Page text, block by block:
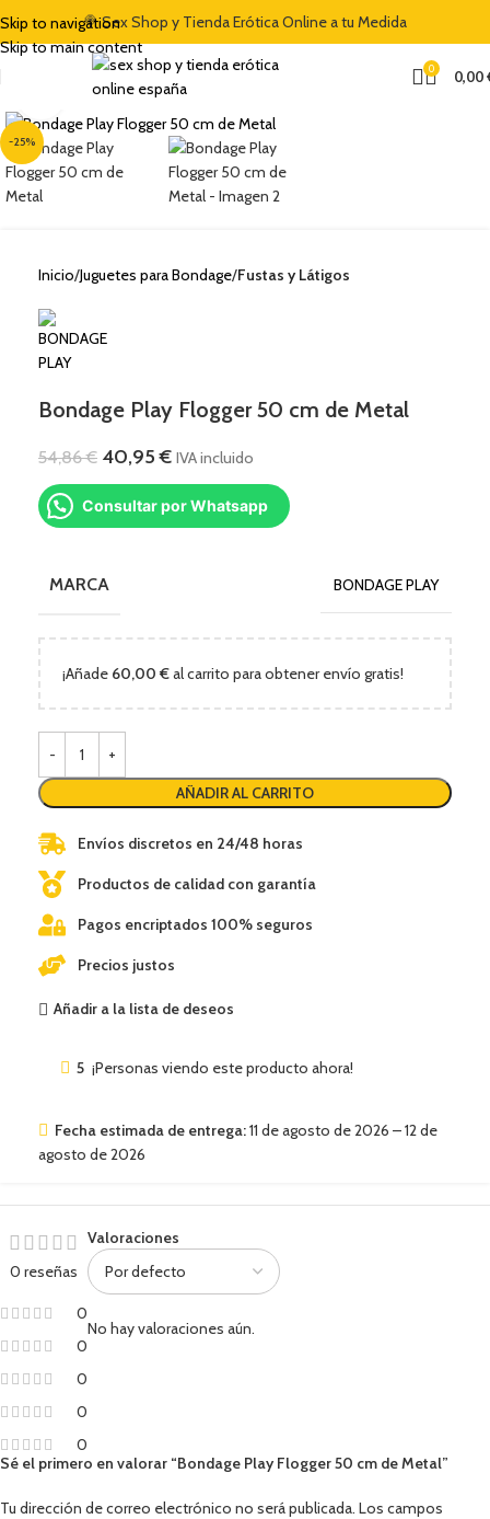
Skip to navigation
Skip to main content
🍭 Sex Shop y Tienda Erótica Online a tu Medida
0 0,00
-25%
Clic para ampliar
Inicio Juguetes para Bondage Fustas y Látigos
Bondage Play Flogger 50 cm de Metal
54,86€ 40,95€ IVA incluido
Consultar por Whatsapp
MARCA BONDAGE PLAY
¡Añade 60,00 €al carrito para obtener envío gratis!
AÑADIR AL CARRITO
Envíos discretos en 24/48 horas
Productos de calidad con garantía
Pagos encriptados 100% seguros
Precios justos
Añadir a la lista de deseos
5 ¡Personas viendo este producto ahora!
Fecha estimada de entrega:11 de agosto de 2026 – 12 de
agosto de 2026
0 reseñas
0
0
0
0
0
Valoraciones
No hay valoraciones aún.
Sé el primero en valorar “Bondage Play Flogger 50 cm de Metal”
Tu dirección de correo electrónico no será publicada. Los campos
DEL 5% CON EL CÓDIGO "DULCES5"🏷️ CUPÓN DE DESCUENTO DE